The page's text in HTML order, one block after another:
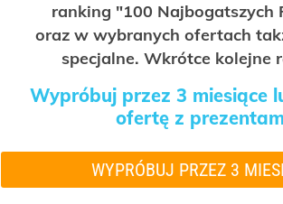
ranking "100 Najbogatszych
oraz w wybranych ofertach
specjalne. Wkrótce kolejne
Wypróbuj przez 3 miesiące
ofertę z
WYPRÓBUJ PRZEZ 3